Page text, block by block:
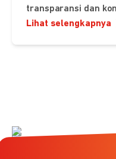
transparansi dan
Lihat selengkapnya